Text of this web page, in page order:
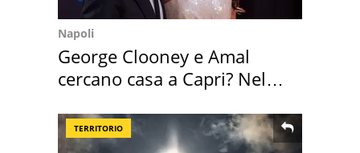
Napoli
George Clooney e Amal
cercano casa a Capri? Nel
TERRITORIO